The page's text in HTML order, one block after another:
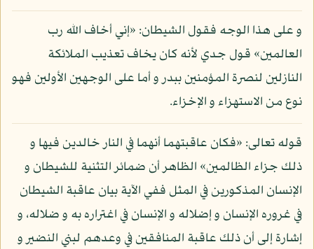
و على هذا الوجه فقول الشيطان: «إني أخاف الله رب
العالمين» قول جدي لأنه كان يخاف تعذيب الملائكة
النازلين لنصرة المؤمنين ببدر و أما على الوجهين الأولين فهو
نوع من الاستهزاء و الإخزاء.
قوله تعالى: «فكان عاقبتهما أنهما في النار خالدين فيها و
ذلك جزاء الظالمين» الظاهر أن ضمائر التثنية للشيطان و
الإنسان المذكورين في المثل ففي الآية بيان عاقبة الشيطان
في غروره الإنسان و إضلاله و الإنسان في اغتراره به و ضلاله، و
إشارة إلى أن ذلك عاقبة المنافقين في وعدهم لبني النضير و